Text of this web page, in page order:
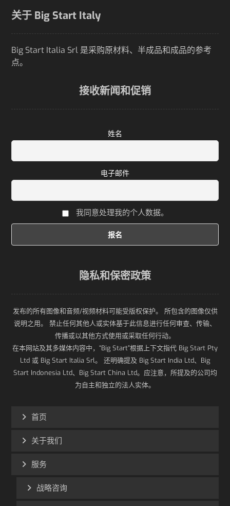
关于 Big Start Italy
Big Start Italia Srl 是采购原材料、半成品和成品的参考
点。
接收新闻和促销
姓名
电子邮件
我同意处理我的个人数据。
隐私和保密政策
发布的所有图像和音频/视频材料可能受版权保护。 所包含的图像仅供
说明之用。 禁止任何其他人或实体基于此信息进行任何审查、传输、
传播或以其他方式使用或采取任何行动。
在本网站及其多媒体内容中，“Big Start”根据上下文指代 Big Start Pty
Ltd 或 Big Start Italia Srl。 还明确提及 Big Start India Ltd、Big
Start Indonesia Ltd、Big Start China Ltd。应注意，所提及的公司均
为自主和独立的法人实体。
首页
关于我们
服务
战略咨询